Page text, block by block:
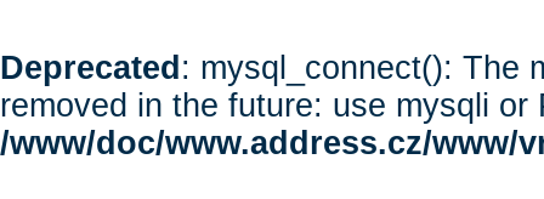
Deprecated : mysql_connect(): The
removed in the future: use mysqli or
/www/doc/www.address.cz/www/